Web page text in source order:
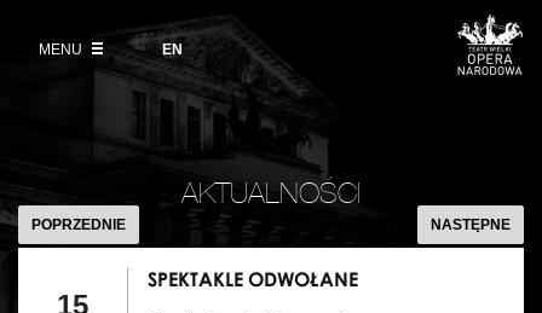
angielski
EN
MENUWystawy 2026/27
Informacje dla widzów
Zwroty biletów
Aktualności
Polski Balet Narodowy
Miejsce
Kulisy
DZIAŁALNOŚĆ
Galeria Opera
Muzeum Teatralne
AKTUALNOŚCI
POPRZEDNIE NASTĘPNE
15
SPEKTAKLE ODWOŁANE